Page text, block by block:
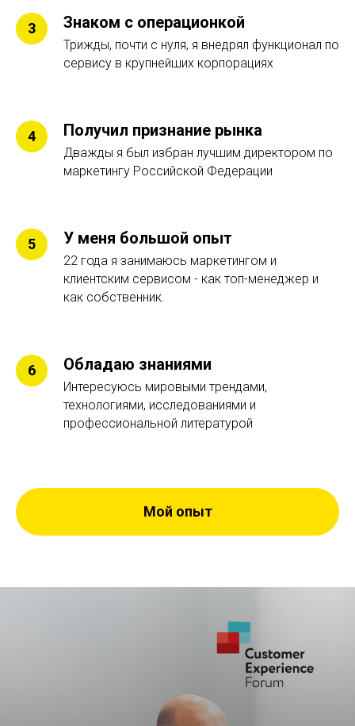
Знаком с операционкой
Трижды, почти с нуля, я внедрял функционал по
сервису в крупнейших корпорациях
Получил признание рынка
Дважды я был избран лучшим директором по
маркетингу Российской Федерации
У меня большой опыт
22 года я занимаюсь маркетингом и
клиентским сервисом - как топ-менеджер и
как собственник.
Обладаю знаниями
Интересуюсь мировыми трендами,
технологиями, исследованиями и
профессиональной литературой
Мой опыт